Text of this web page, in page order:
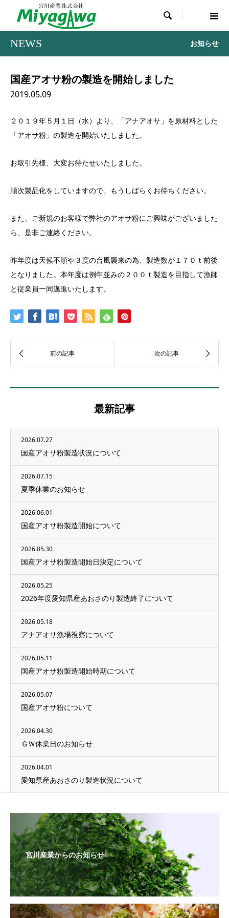

NEWS お知らせ
国産アオサ粉の製造を開始しました
2019.05.09
２０１９年５月１日（水）より、「アナアオサ」を原材料とした
「アオサ粉」の製造を開始いたしました。
お取引先様、大変お待たせいたしました。
順次製品化をしていますので、もうしばらくお待ちください。
また、ご新規のお客様で弊社のアオサ粉にご興味がございました
ら、是非ご連絡ください。
昨年度は天候不順や３度の台風襲来の為、製造数が１７０ｔ前後
となりました。本年度は例年並みの２００ｔ製造を目指して漁師
と従業員一同邁進いたします。
最新記事
2026.07.27
国産アオサ粉製造状況について
2026.07.15
夏季休業のお知らせ
2026.06.01
国産アオサ粉製造開始について
2026.05.30
国産アオサ粉製造開始日決定について
2026.05.25
2026年度愛知県産あおさのり製造終了について
2026.05.18
アナアオサ漁場視察について
2026.05.11
国産アオサ粉製造開始時期について
2026.05.07
国産アオサ粉について
2026.04.30
ＧＷ休業日のお知らせ
2026.04.01
愛知県産あおさのり製造状況について
宮川産業からのお知らせ